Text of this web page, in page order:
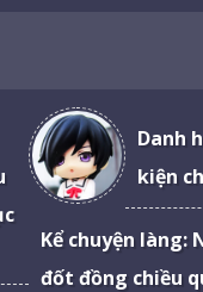
Danh
kiện
Kể chuyện làng:
đốt đồng chiều